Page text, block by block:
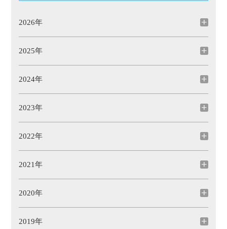
2026年
2025年
2024年
2023年
2022年
2021年
2020年
2019年